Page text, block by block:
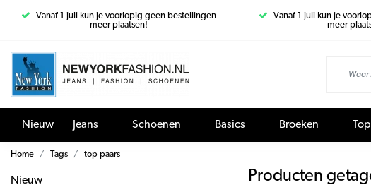
Vanaf 1 juli kun je voorlopig geen bestellingen
meer plaatsen!
Vanaf 1 juli kun je
meer
Nieuw Jeans Schoenen Basics Broeken
Home Tags top paars
Nieuw Producten